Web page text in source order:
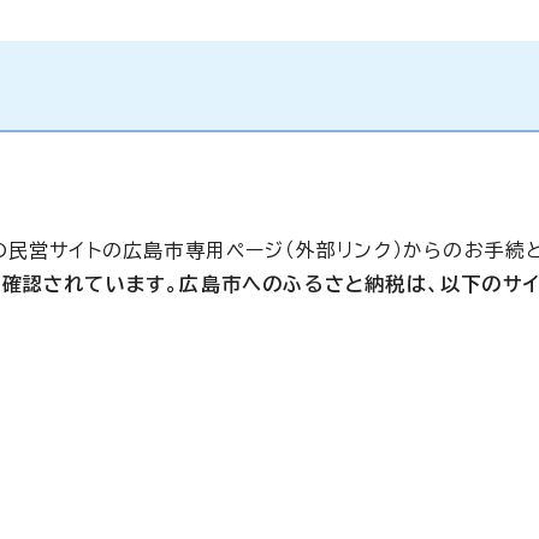
営サイトの広島市専用ページ（外部リンク）からのお手続
認されています。広島市へのふるさと納税は、以下のサ